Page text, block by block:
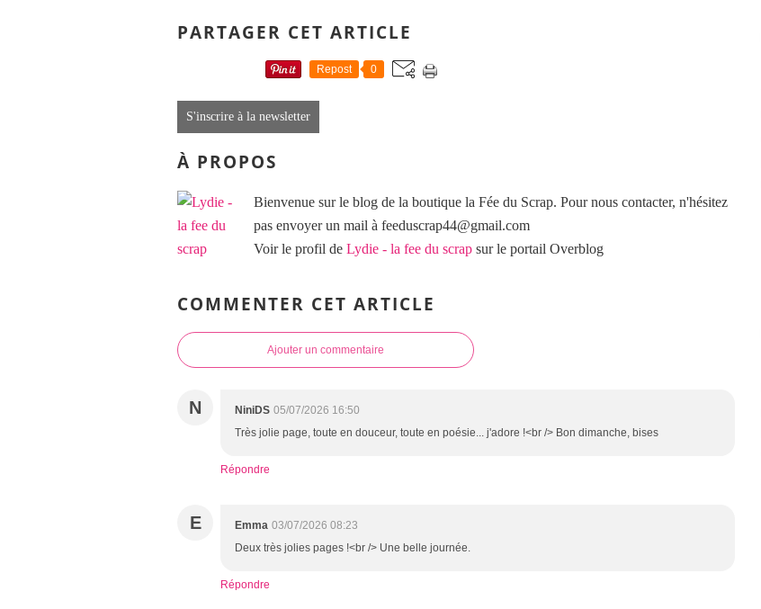
PARTAGER CET ARTICLE
Repost 0
S'inscrire à la newsletter
À PROPOS
Bienvenue sur le blog de la boutique la Fée du Scrap. Pour nous contacter, n'hésitez
pas envoyer un mail à feeduscrap44@gmail.com
Voir le profil de Lydie - la fee du scrap sur le portail Overblog
COMMENTER CET ARTICLE
Ajouter un commentaire
N NiniDS 05/07/2026 16:50
Très jolie page, toute en douceur, toute en poésie... j'adore !<br /> Bon dimanche, bises
Répondre
E Emma 03/07/2026 08:23
Deux très jolies pages !<br /> Une belle journée.
Répondre